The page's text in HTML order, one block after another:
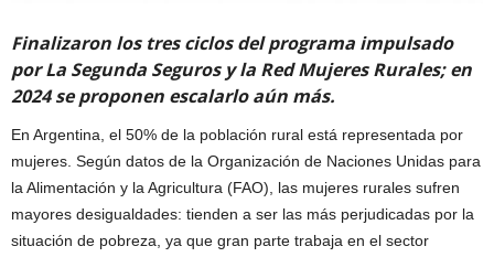
Finalizaron los tres ciclos del programa impulsado
por La Segunda Seguros y la Red Mujeres Rurales; en
2024 se proponen escalarlo aún más.
En Argentina, el 50% de la población rural está representada por
mujeres. Según datos de la Organización de Naciones Unidas para
la Alimentación y la Agricultura (FAO), las mujeres rurales sufren
mayores desigualdades: tienden a ser las más perjudicadas por la
situación de pobreza, ya que gran parte trabaja en el sector